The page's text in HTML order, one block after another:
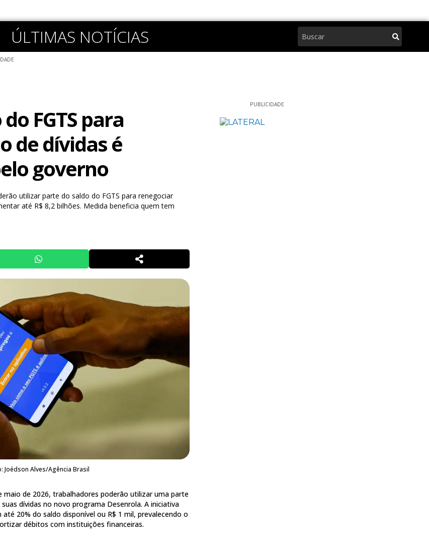
ÚLTIMAS NOTÍCIAS Pesquisar
FGTS para
de dívidas é
governo
utilizar parte do saldo do FGTS para renegociar
até R$ 8,2 bilhões. Medida beneficia quem tem
Joédson Alves/Agência Brasil
maio de 2026, trabalhadores poderão utilizar uma parte
dívidas no novo programa Desenrola. A iniciativa
20% do saldo disponível ou R$ 1 mil, prevalecendo o
débitos com instituições financeiras.
PUBLICIDADE